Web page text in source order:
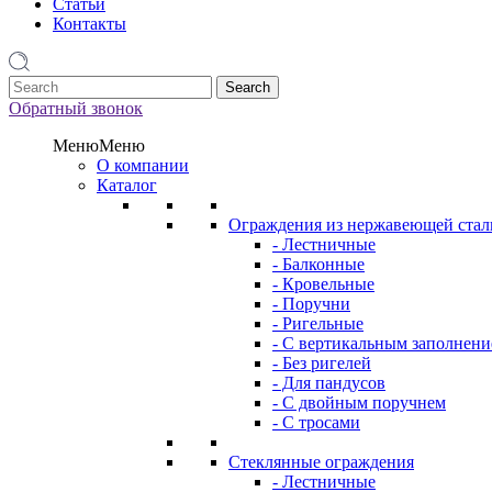
Контакты
1
Обратный звонок
МенюМеню
О компании
Каталог
Ограждения из нержавеющей
- Лестничные
- Балконные
- Кровельные
- Поручни
- Ригельные
- С вертикальным
- Без ригелей
- Для пандусов
- С двойным поручнем
- С тросами
Стеклянные ограждения
- Лестничные